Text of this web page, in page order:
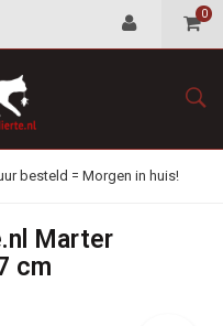
0
besteld = Morgen in huis!
Marter
cm